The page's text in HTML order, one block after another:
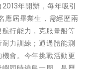
年開辦，每年吸引
應屆畢業生，需經歷兩
行能力，克服暈船等
力訓練；通過體能測
會。今年挑戰活動更